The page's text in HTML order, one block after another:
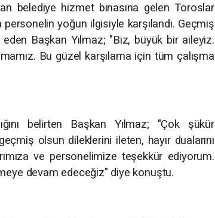
belediye hizmet binasına gelen Toroslar
personelin yoğun ilgisiyle karşılandı. Geçmiş
Başkan Yılmaz; "Biz, büyük bir aileyiz.
Bu güzel karşılama için tüm çalışma
belirten Başkan Yılmaz; "Çok şükür
olsun dileklerini ileten, hayır dualarını
ve personelimize teşekkür ediyorum.
devam edeceğiz" diye konuştu.